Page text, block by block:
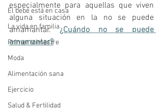
El bebé está en casa
La vida en familia
Primer trimestre
Moda
Alimentación sana
Ejercicio
Salud & Fertilidad
especialmente para aquellas que viven
alguna situación en la no se puede
amamantar. ¿Cuándo no se puede
amamantar?